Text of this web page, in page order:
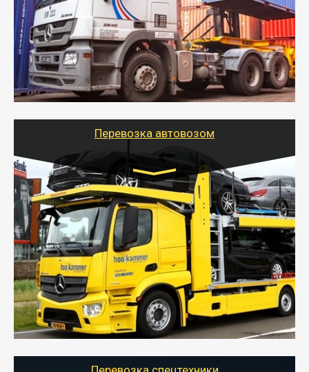
- Контейнерные грузоперевозки на специальном
оборудованном транспорте быстро, качественно и
безопасно.
- Наша транспортная компания поможет
организовать доставку в порт и из порта
стандартных контейнеров на контейнеровозе,
шаландах и площадках (открытых кузовах),
используя надежные крепления.
Перевозка автовозом
Цена за км. Рассчитывается
индивидуально
- Перевозка автовозом от Тайгер Логистик – это
быстрый и безопасный способ доставить несколько
легковых автомобилей за одну поездку в другой
город.
- Наша транспортная компания организует доставку
машин автовозом, подобрав оптимальный маршрут с
учетом всех особенности по пути следования.